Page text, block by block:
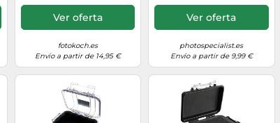
Ver oferta
fotokoch.es
Envío a partir de 14,95 €
Ver oferta
photospecialist.es
Envío a partir de 9,99 €